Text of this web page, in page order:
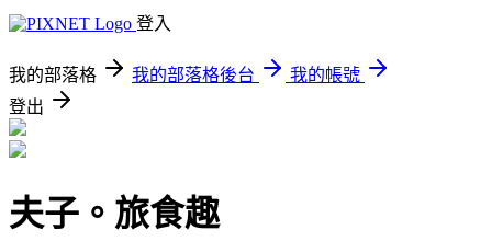
登入
我的部落格 我的部落格後台
我的帳號
登出
夫子。旅食趣